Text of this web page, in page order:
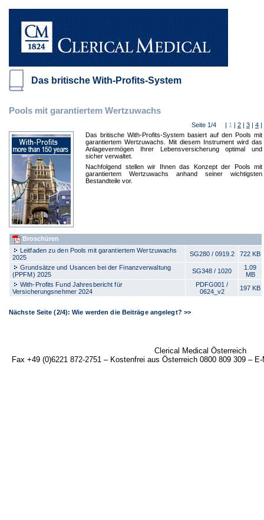
Das britische With-Profits-System
Pools mit garantiertem Wertzuwachs
Seite 1/4 | 1 | 2| 3| 4 |
Das britische With-Profits-System basiert auf den Pools mit
garantiertem Wertzuwachs. Mit diesem Instrument wird das
Anlagevermögen Ihrer Lebensversicherung optimal und
sicher verwaltet.
Nachfolgend stellen wir Ihnen das Konzept der Pools mit
garantiertem Wertzuwachs anhand seiner wichtigsten
Bestandteile vor.
Broschüren
Leitfaden zu den Pools mit garantiertem Wertzuwachs
2025
SG280 / 0919.2
722 KB
Grundsätze und Usancen bei der Finanzverwaltung
(PPFM) 2025
SG348 / 1020
1.09
MB
With-Profits Fund Jahresbericht für
Versicherungsnehmer 2024
PDFG001 /
0624_v2
197 KB
Nächste Seite (2/4): Wie werden die Beiträge angelegt? >>
Clerical Medical Österreich
Fax +49 (0)6221 872-2751 – Kostenfrei aus Österreich 0800 809 309 –